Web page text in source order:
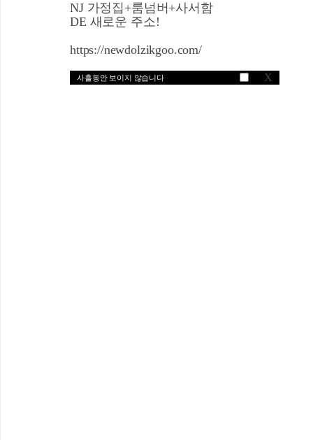
NJ 가정집+룸넘버+사서함
DE 새로운 주소!
https://newdolzikgoo.com/
사흘동안 보이지 않습니다 X